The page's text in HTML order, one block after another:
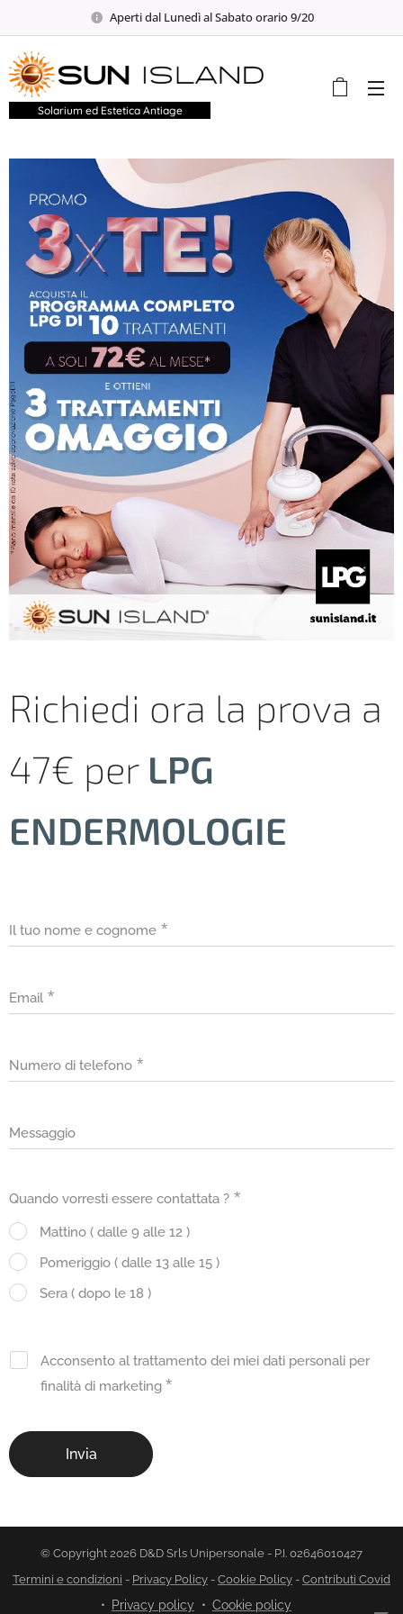
Aperti dal Lunedì al Sabato orario 9/20
Solarium ed Estetica Antiage
Richiedi ora la prova a
47€ per LPG
ENDERMOLOGIE
Il tuo nome e cognome
Email
Numero di telefono
Messaggio
Quando vorresti essere contattata ?
Mattino ( dalle 9 alle 12 )
Pomeriggio ( dalle 13 alle 15 )
Sera ( dopo le 18 )
Acconsento al trattamento dei miei dati personali per
finalità di marketing
Invia
© Copyright 2026 D&D Srls Unipersonale - P.I. 02646010427
Termini e condizioni - Privacy Policy - Cookie Policy - Contributi Covid
Privacy policy Cookie policy